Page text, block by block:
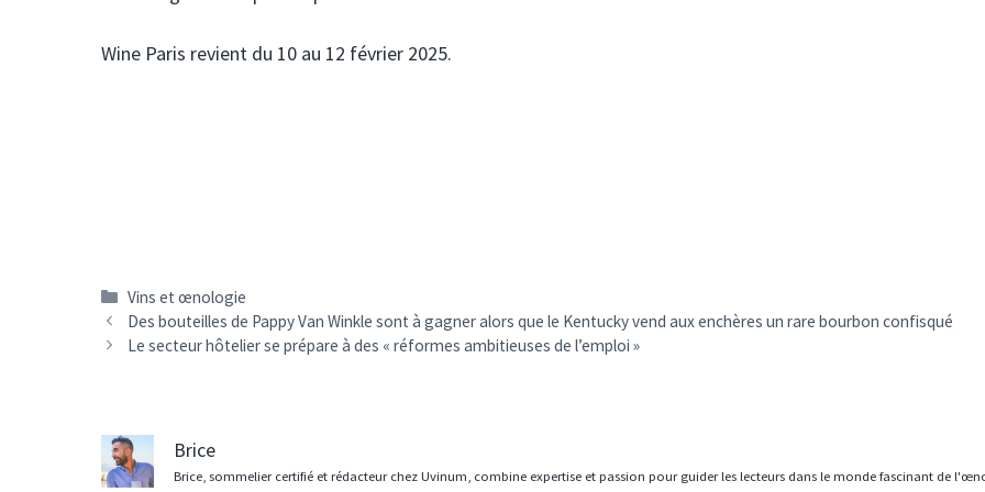
Wine Paris revient du 10 au 12 février 2025.
Catégories
Vins et œnologie
Navigation
des
Des bouteilles de Pappy Van Winkle sont à gagner alors que le Kentucky vend aux enchères un rare bourbon confisqué
Le secteur hôtelier se prépare à des « réformes ambitieuses de l’emploi »
Brice
Brice, sommelier certifié et rédacteur chez Uvinum, combine expertise et passion pour guider les lecteurs dans le monde fascinant de